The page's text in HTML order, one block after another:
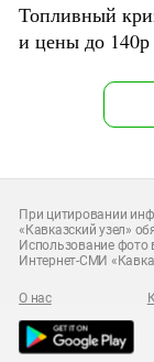
Топливный
и цены до 140р
При цитировании
«Кавказский узел»
Использование фото
Интернет-СМИ
О нас